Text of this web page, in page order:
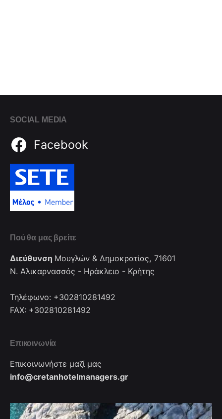
SOCIAL MEDIA
Facebook
Πού θα μας βρείτε
Διεύθυνση Μουγλών & Δημοκρατίας, 71601
Ν. Αλικαρνασσός - Ηράκλειο - Κρήτης
Τηλέφωνο: +302810281492
FAX: +302810281492
Επικοινωνία
Επικοινωνήστε μαζί μας
info@cretanhotelmanagers.gr